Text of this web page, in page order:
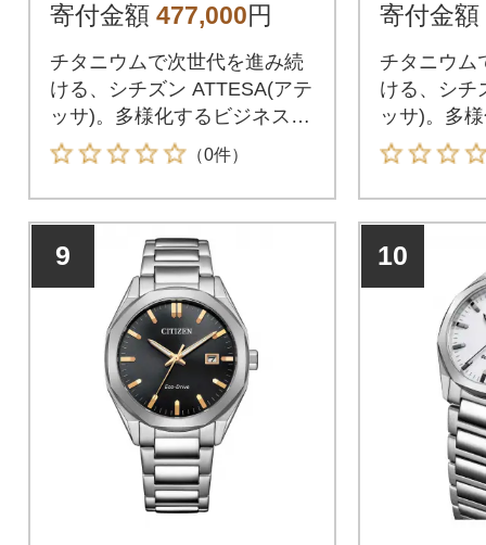
寄付金額 477,000円
チタニウムで次世代を進み続
ける、シチズン ATTESA(アテ
ッサ)。多様化するビジネスス
タイルに合わせ、スーツスタ
イルとカジュアルの両方で使
える、力強く軽快なデザイン
の「ACT Line」。バランスよ
く存在感のあるサイズが特徴
の3針モデルです。
（0件）
寄付金額
チタニウム
ける、シチ
ッサ)。多
タイルに合
イルとカジ
える、力強
の「ACT
く存在感の
の3針モデ
9 10